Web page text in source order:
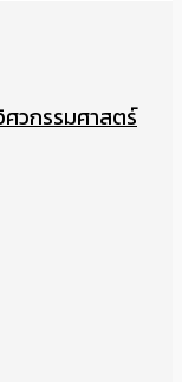
วกรรมศาสตร์